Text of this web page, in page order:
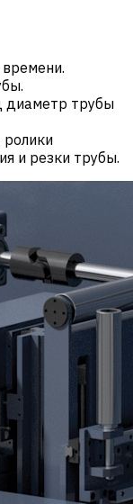
диаметр трубы
и резки трубы.